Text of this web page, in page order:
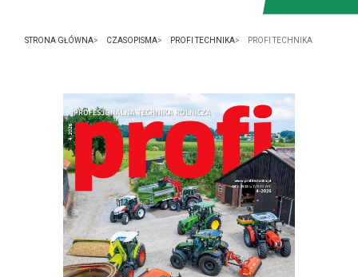
STRONA GŁÓWNA CZASOPISMA PROFI TECHNIKA PROFI TECHNIKA